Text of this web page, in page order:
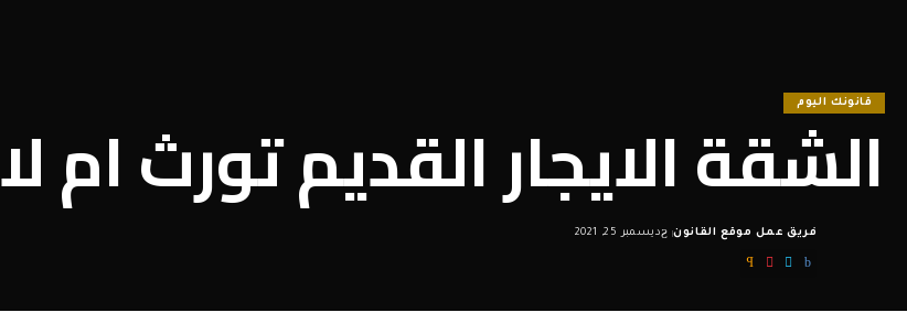
قانونك اليوم
الشقة الايجار القديم تورث ام لا
Posted
by
فريق عمل موقع القانون ديسمبر 25, 2021